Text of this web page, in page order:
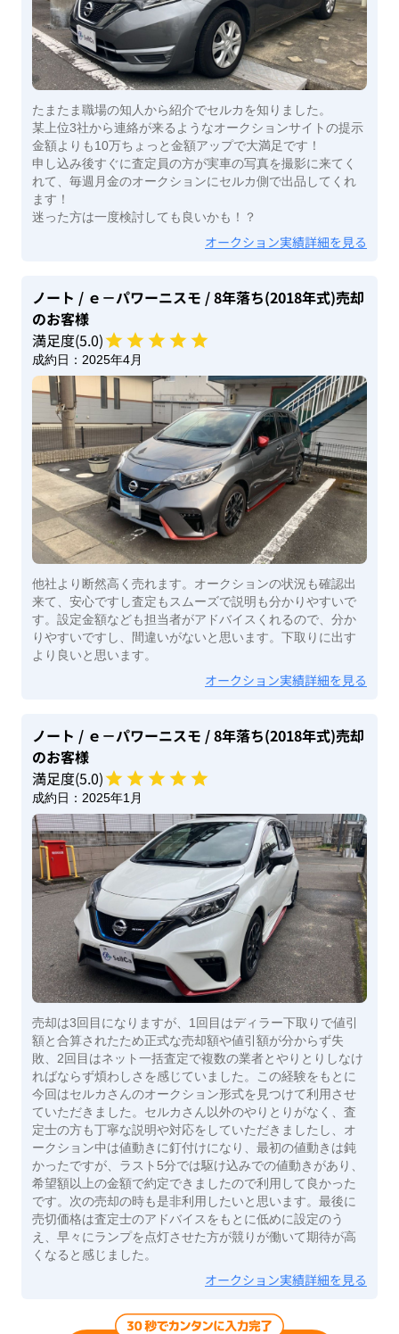
たまたま職場の知人から紹介でセルカを知りました。
某上位3社から連絡が来るようなオークションサイトの提示
金額よりも10万ちょっと金額アップで大満足です！
申し込み後すぐに査定員の方が実車の写真を撮影に来てく
れて、毎週月金のオークションにセルカ側で出品してくれ
ます！
迷った方は一度検討しても良いかも！？
オークション実績詳細を見る
ノート / ｅ－パワーニスモ / 8年落ち(2018年式)売却
のお客様
満足度(5.0)
成約日： 2025年4月
他社より断然高く売れます。オークションの状況も確認出
来て、安心ですし査定もスムーズで説明も分かりやすいで
す。設定金額なども担当者がアドバイスくれるので、分か
りやすいですし、間違いがないと思います。下取りに出す
より良いと思います。
オークション実績詳細を見る
ノート / ｅ－パワーニスモ / 8年落ち(2018年式)売却
のお客様
満足度(5.0)
成約日： 2025年1月
売却は3回目になりますが、1回目はディラー下取りで値引
額と合算されたため正式な売却額や値引額が分からず失
敗、2回目はネット一括査定で複数の業者とやりとりしなけ
ればならず煩わしさを感じていました。この経験をもとに
今回はセルカさんのオークション形式を見つけて利用させ
ていただきました。セルカさん以外のやりとりがなく、査
定士の方も丁寧な説明や対応をしていただきましたし、オ
ークション中は値動きに釘付けになり、最初の値動きは鈍
かったですが、ラスト5分では駆け込みでの値動きがあり、
希望額以上の金額で約定できましたので利用して良かった
です。次の売却の時も是非利用したいと思います。最後に
売切価格は査定士のアドバイスをもとに低めに設定のう
え、早々にランプを点灯させた方が競りが働いて期待が高
くなると感じました。
オークション実績詳細を見る